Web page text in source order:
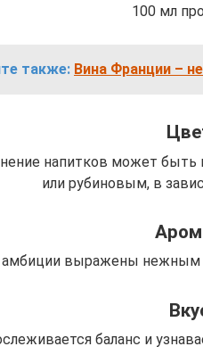
100 мл
также: Вина Франции –
напитков может
или рубиновым, в
амбиции выражены нежным
баланс и